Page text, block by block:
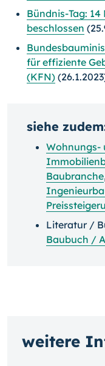
Bündnis-Tag:
beschlossen
für effiziente
(KFN)
siehe
Wohnungs-
Baubranche
Literatur /
Baubuch /
weitere